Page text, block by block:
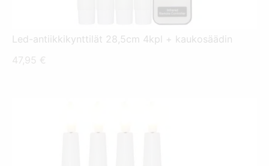
Led-antiikkikynttilät 28,5cm 4kpl + kaukosäädin
47,95 €